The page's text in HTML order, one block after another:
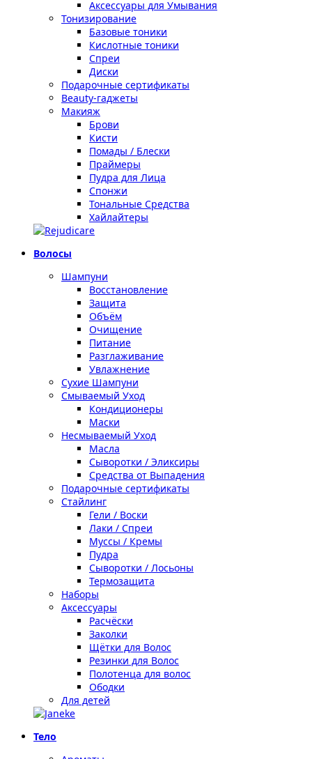
Аксессуары для Умывания
Тонизирование
Базовые тоники
Кислотные тоники
Спреи
Диски
Подарочные сертификаты
Beauty-гаджеты
Макияж
Брови
Кисти
Помады / Блески
Праймеры
Пудра для Лица
Спонжи
Тональные Средства
Хайлайтеры
Волосы
Шампуни
Восстановление
Защита
Объём
Очищение
Питание
Разглаживание
Увлажнение
Сухие Шампуни
Смываемый Уход
Кондиционеры
Маски
Несмываемый Уход
Масла
Сыворотки / Эликсиры
Средства от Выпадения
Подарочные сертификаты
Стайлинг
Гели / Воски
Лаки / Спреи
Муссы / Кремы
Пудра
Сыворотки / Лосьоны
Термозащита
Наборы
Аксессуары
Расчёски
Заколки
Щётки для Волос
Резинки для Волос
Полотенца для волос
Ободки
Для детей
Тело